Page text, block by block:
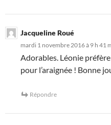
Jacqueline Roué
mardi 1 novembre 2016 à 9 h 41
Adorables. Léonie préfère
pour l’araignée ! Bonne
Répondre